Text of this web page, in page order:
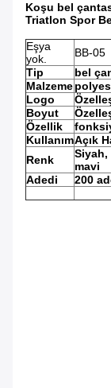
Koşu bel
Triatlon Spor
Eşya
yok.
BB-05
Tip
bel
Malzeme
Logo
Boyut
Özellik
KullanımAçık
Renk
Siyah,
mavi
Adedi
200